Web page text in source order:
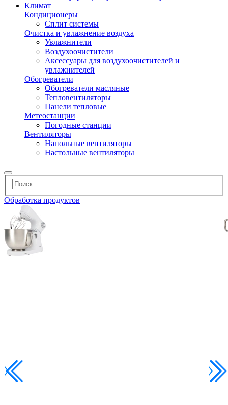
Климат
Кондиционеры
Сплит системы
Очистка и увлажнение воздуха
Увлажнители
Воздухоочистители
Аксессуары для воздухоочистителей и
увлажнителей
Обогреватели
Обогреватели масляные
Тепловентиляторы
Панели тепловые
Метеостанции
Погодные станции
Вентиляторы
Напольные вентиляторы
Настольные вентиляторы
Обработка продуктов